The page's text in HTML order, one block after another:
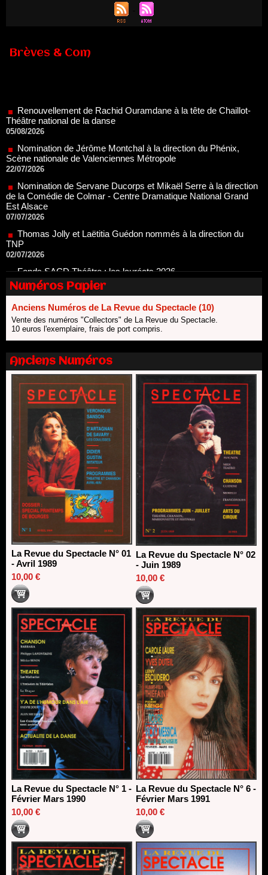
Brèves & Com
05/08/2026
Nomination de Jérôme Montchal à la direction du Phénix,
Scène nationale de Valenciennes Métropole
22/07/2026
Nomination de Servane Ducorps et Mikaël Serre à la direction
de la Comédie de Colmar - Centre Dramatique National Grand
Est Alsace
07/07/2026
Thomas Jolly et Laëtitia Guédon nommés à la direction du
TNP
02/07/2026
Fonds SACD Théâtre : les lauréats 2026
23/06/2026
Dispositif ARTCENA Écrire pour le cirque, les lauréats 2026 !
20/06/2026
Le palmarès des prix SACD 2026
18/06/2026
Les 10 lauréats du Fonds Grandes Formes Théâtre 2026
SACD
Nomination de Nathalie Garraud et Olivier Saccomano à la
direction du Théâtre de Gennevilliers - CDN
13/06/2026
Dispositif SACD Auteurs d'espaces : les lauréats 2026
18/03/2026
Numéros Papier
Anciens Numéros de La Revue du Spectacle (10)
Vente des numéros "Collectors" de La Revue du Spectacle.
10 euros l'exemplaire, frais de port compris.
Anciens Numéros
La Revue du Spectacle N° 01
- Avril 1989
10,00 €
La Revue du Spectacle N° 02
- Juin 1989
10,00 €
La Revue du Spectacle N° 1 -
Février Mars 1990
10,00 €
La Revue du Spectacle N° 6 -
Février Mars 1991
10,00 €